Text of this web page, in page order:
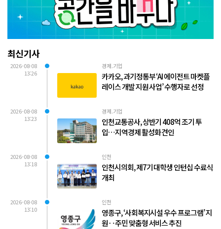
최신기사
2026-08-08
13:26
경제.기업
카카오, 과기정통부 ‘AI 에이전트 마켓플
레이스 개발 지원 사업’ 수행자로 선정
2026-08-08
13:23
경제.기업
인천교통공사, 상반기 408억 조기 투
입…지역경제 활성화 견인
2026-08-08
13:18
인천
인천시의회, 제7기 대학생 인턴십 수료식
개최
2026-08-08
13:10
인천
영종구, ‘사회복지시설 우수 프로그램’ 지
원‥주민 맞춤형 서비스 추진